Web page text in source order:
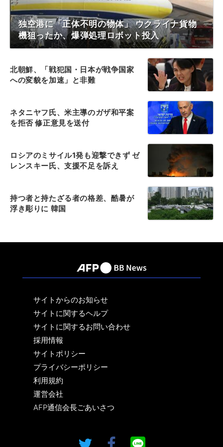
独空港に「正体不明の物体」 ウクライナ貨物
機狙ったか、爆弾処理ロボット投入
北朝鮮、「戦犯国・日本が戦争国家
への変貌を加速」と非難
ネタニヤフ氏、米主導のガザ和平案
を拒否 修正意見を送付
ロシアのミサイル1発も迎撃できず ゼ
レンスキー氏、支援不足を訴え
持つ者と持たざる者の格差、酷暑が
浮き彫りに 韓国
サイトからのお知らせ
サイトに関するヘルプ
サイトに関するお問い合わせ
採用情報
サイトポリシー
プライバシーポリシー
利用規約
運営会社
AFP通信会長ごあいさつ